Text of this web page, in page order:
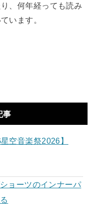
、何年経っても読み
います。
事
空音楽祭2026】
ョーツのインナーパ